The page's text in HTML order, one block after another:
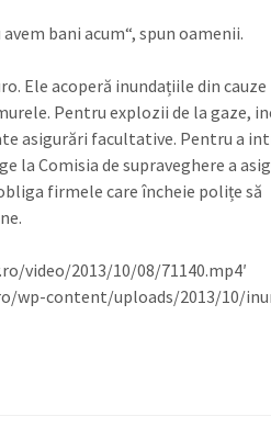
bani acum“, spun oamenii.
Ele acoperă inundațiile din cauze
Pentru explozii de la gaze,
asigurări facultative. Pentru a
la Comisia de supraveghere a
firmele care încheie polițe să
video/2013/10/08/71140.mp4′
wp-content/uploads/2013/10/